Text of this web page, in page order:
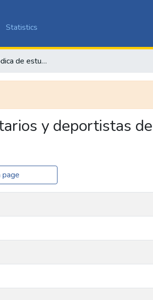
Statistics
Memoria episódica de estudiantes sedentarios y deportistas de una universidad privada de Cali
y deportistas